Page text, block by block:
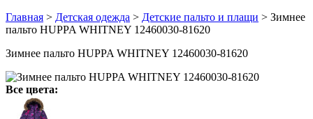
Главная > Детская одежда > Детские пальто и плащи > Зимнее
пальто HUPPA WHITNEY 12460030-81620
Зимнее пальто HUPPA WHITNEY 12460030-81620
Все цвета: